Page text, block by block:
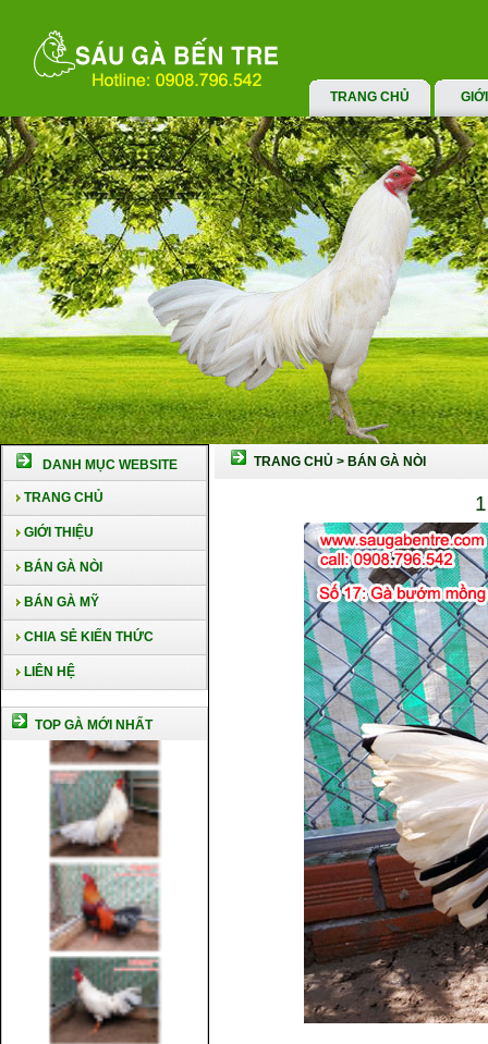
TRANG CHỦ
DANH MỤC WEBSITE
TRANG CHỦ
GIỚI THIỆU
BÁN GÀ NÒI
BÁN GÀ MỸ
CHIA SẺ KIẾN THỨC
LIÊN HỆ
TOP GÀ MỚI NHẤT
TRANG CHỦ > BÁN GÀ NÒI